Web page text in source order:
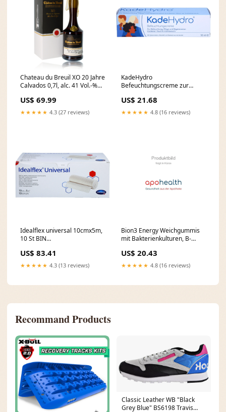
Chateau du Breuil XO 20 Jahre
Calvados 0,7l, alc. 41 Vol.-%
US$ 69.99
★★★★★ 4.3 (27 reviews)
KadeHydro
Befeuchtungscreme zur
Regeneration der Haut im
äußeren Intimbereich, 50 ml
Creme Hersteller_Panpharma
US$ 21.68
★★★★★ 4.8 (16 reviews)
Idealflex universal 10cmx5m,
10 St BIN
US$ 83.41
★★★★★ 4.3 (13 reviews)
Bion3 Energy Weichgummis
mit Bakterienkulturen, B-
mit Orangengeschmack, 60
St. Gummibären
Marke_Trachilid
US$ 20.43
★★★★★ 4.8 (16 reviews)
Recommand Products
Classic Leather WB "Black
Grey Blue" BS6198 Travis